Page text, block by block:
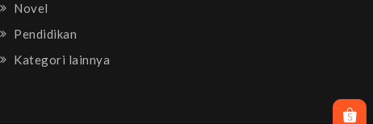
Novel
Pendidikan
Kategori lainnya